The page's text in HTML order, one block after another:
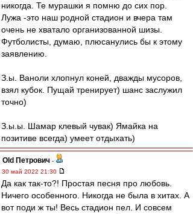
никогда. Те мурашки я помню до сих пор.
Лужа -это наш родной стадион и вчера там
очень не хватало организованной шизы.
Футболисты, думаю, плюсанулись бы к этому
заявлению.
З.ы. Ваноли хлопнул коней, дважды мусоров,
взял кубок. Пущай тренирует) шанс заслужил
точно)
З.ы.ы. Шамар клевый чувак) Ямайка на
позитиве всегда) умеет отдыхать)
Old Петрович -
30 май 2022 21:30
Да как так-то?! Простая песня про любовь.
Ничего особенного. Никогда не была в хитах. А
вот поди ж ты! Весь стадион пел. И совсем